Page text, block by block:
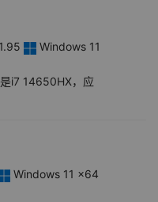
Windows 11
i7 14650HX，应
Windows 11 x64